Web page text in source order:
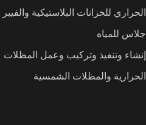
الحراري للخزانات البلاستيكية والفيبر
جلاس للمياه
إنشاء وتنفيذ وتركيب وعمل المظلات
الحرارية والمظلات الشمسية